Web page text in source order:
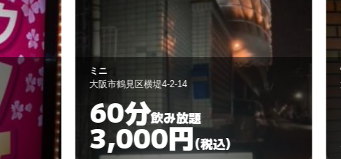
大阪市鶴見区横堤1-1-14
60分飲み放題
3,000円(税込)